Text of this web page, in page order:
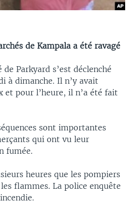
de Kampala a été ravagé
Parkyard s’est déclenché
à dimanche. Il n’y avait
et pour l’heure, il n’a été fait
sont importantes
qui ont vu leur
fumée.
heures que les pompiers
flammes. La police enquête